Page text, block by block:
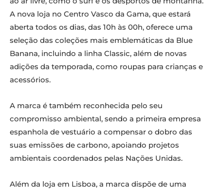
A nova loja no Centro Vasco da Gama, que estará
aberta todos os dias, das 10h às 00h, oferece uma
seleção das coleções mais emblemáticas da Blue
Banana, incluindo a linha Classic, além de novas
adições da temporada, como roupas para crianças e
acessórios.
A marca é também reconhecida pelo seu
compromisso ambiental, sendo a primeira empresa
espanhola de vestuário a compensar o dobro das
suas emissões de carbono, apoiando projetos
ambientais coordenados pelas Nações Unidas.
Além da loja em Lisboa, a marca dispõe de uma